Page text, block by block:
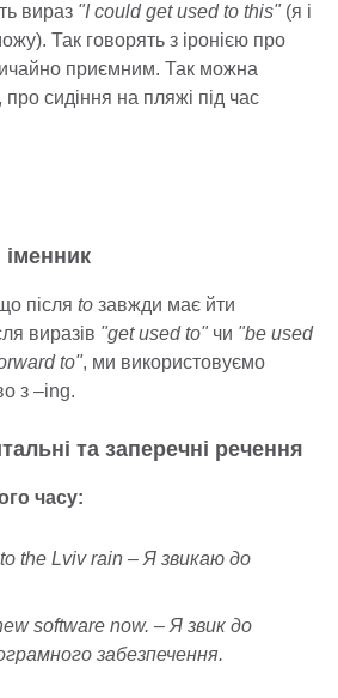
вираз "I could get used to this"(я і
Так говорять з іронією про
приємним. Так можна
сидіння на пляжі під час
після to завжди має йти
виразів "get used to"чи "be used
to", ми використовуємо
з –ing.
та заперечні речення
часу:
the Lviv rain – Я звикаю до
software now. – Я звик до
забезпечення.